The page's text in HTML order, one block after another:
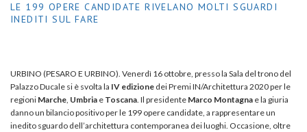
LE 199 OPERE CANDIDATE RIVELANO MOLTI SGUARDI
INEDITI SUL FARE
URBINO (PESARO E URBINO). Venerdì 16 ottobre, presso la Sala del trono del
Palazzo Ducale si è svolta la IV edizione dei Premi IN/Architettura 2020 per le
regioni Marche, Umbria e Toscana. Il presidente Marco Montagna e la giuria
danno un bilancio positivo per le 199 opere candidate, a rappresentare un
inedito sguardo dell’architettura contemporanea dei luoghi. Occasione, oltre